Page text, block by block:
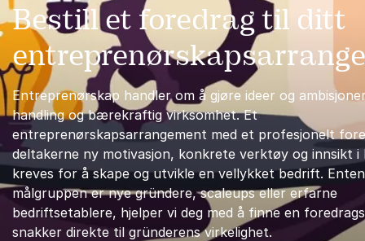
Bestill et foredrag til ditt
Entreprenørskap handler om å gjøre ideer og
handling og bærekraftig virksomhet. Et
entreprenørskapsarrangement med et profesjonelt
deltakerne ny motivasjon, konkrete verktøy og innsikt i
kreves for å skape og utvikle en vellykket bedrift. Enten
målgruppen er nye gründere, scaleups eller erfarne
bedriftsetablere, hjelper vi deg med å finne en
snakker direkte til gründerens virkelighet.